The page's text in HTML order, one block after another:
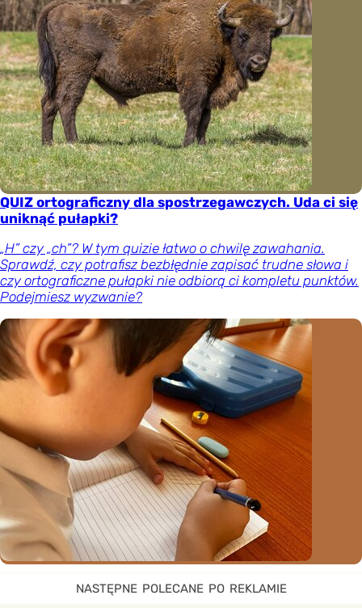
QUIZ ortograficzny dla spostrzegawczych. Uda ci się
uniknąć pułapki?
„H” czy „ch”? W tym quizie łatwo o chwilę zawahania.
Sprawdź, czy potrafisz bezbłędnie zapisać trudne słowa i
czy ortograficzne pułapki nie odbiorą ci kompletu punktów.
Podejmiesz wyzwanie?